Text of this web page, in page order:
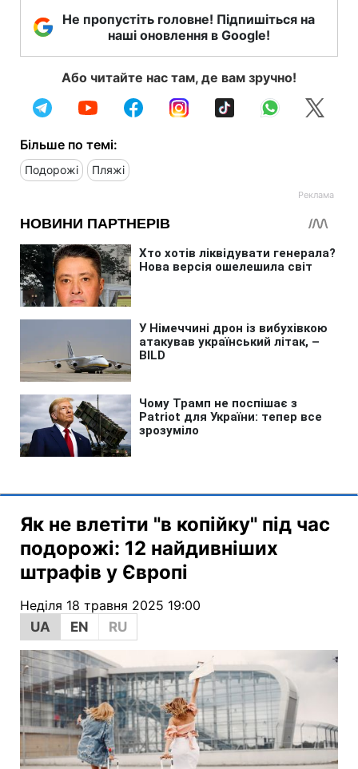
Не пропустіть головне! Підпишіться на
наші оновлення в Google!
Або читайте нас там, де вам зручно!
Більше по темі:
Подорожі Пляжі
Як не влетіти "в копійку" під час
подорожі: 12 найдивніших
штрафів у Європі
Неділя 18 травня 2025 19:00
UA
EN RU